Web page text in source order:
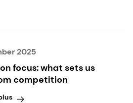
2025
focus: what sets us
competition